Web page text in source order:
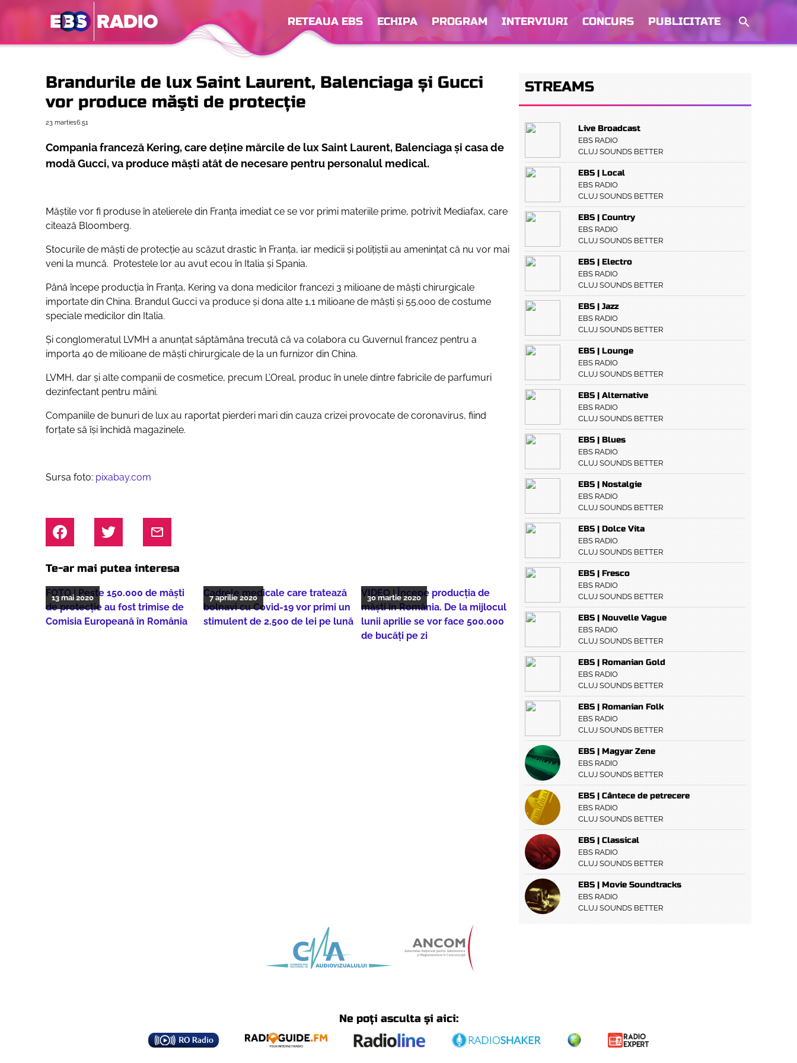
RETEAUA EBS ECHIPA PROGRAM INTERVIURI CONCURS PUBLICITATE
Brandurile de lux Saint Laurent, Balenciaga și Gucci
vor produce măşti de protecție
23 martie16:51
Compania franceză Kering, care deține mărcile de lux Saint Laurent, Balenciaga și casa de
modă Gucci, va produce măşti atât de necesare pentru personalul medical.
Măștile vor fi produse în atelierele din Franța imediat ce se vor primi materiile prime, potrivit Mediafax, care
citează Bloomberg.
Stocurile de măşti de protecţie au scăzut drastic în Franţa, iar medicii şi poliţiştii au ameninţat că nu vor mai
veni la muncă. Protestele lor au avut ecou în Italia şi Spania.
Până începe producția în Franța, Kering va dona medicilor francezi 3 milioane de măşti chirurgicale
importate din China. Brandul Gucci va produce şi dona alte 1,1 milioane de măşti şi 55.000 de costume
speciale medicilor din Italia.
Și conglomeratul LVMH a anunţat săptămâna trecută că va colabora cu Guvernul francez pentru a
importa 40 de milioane de măşti chirurgicale de la un furnizor din China.
LVMH, dar şi alte companii de cosmetice, precum L’Oreal, produc în unele dintre fabricile de parfumuri
dezinfectant pentru mâini.
Companiile de bunuri de lux au raportat pierderi mari din cauza crizei provocate de coronavirus, fiind
forţate să îşi închidă magazinele.
Sursa foto: pixabay.com
Te-ar mai putea interesa
FOTO | Peste 150.000 de măști
de protecție au fost trimise de
Comisia Europeană în România
13 mai 2020
Cadrele medicale care tratează
bolnavi cu Covid-19 vor primi un
stimulent de 2.500 de lei pe lună
7 aprilie 2020
VIDEO | Începe producția de
măști în România. De la mijlocul
lunii aprilie se vor face 500.000
de bucăți pe zi
30 martie 2020
STREAMS
Live Broadcast
EBS RADIO
CLUJ SOUNDS BETTER
EBS | Local
EBS RADIO
CLUJ SOUNDS BETTER
EBS | Country
EBS RADIO
CLUJ SOUNDS BETTER
EBS | Electro
EBS RADIO
CLUJ SOUNDS BETTER
EBS | Jazz
EBS RADIO
CLUJ SOUNDS BETTER
EBS | Lounge
EBS RADIO
CLUJ SOUNDS BETTER
EBS | Alternative
EBS RADIO
CLUJ SOUNDS BETTER
EBS | Blues
EBS RADIO
CLUJ SOUNDS BETTER
EBS | Nostalgie
EBS RADIO
CLUJ SOUNDS BETTER
EBS | Dolce Vita
EBS RADIO
CLUJ SOUNDS BETTER
EBS | Fresco
EBS RADIO
CLUJ SOUNDS BETTER
EBS | Nouvelle Vague
EBS RADIO
CLUJ SOUNDS BETTER
EBS | Romanian Gold
EBS RADIO
CLUJ SOUNDS BETTER
EBS | Romanian Folk
EBS RADIO
CLUJ SOUNDS BETTER
EBS | Magyar Zene
EBS RADIO
CLUJ SOUNDS BETTER
EBS | Cântece de petrecere
EBS RADIO
CLUJ SOUNDS BETTER
EBS | Classical
EBS RADIO
CLUJ SOUNDS BETTER
EBS | Movie Soundtracks
EBS RADIO
CLUJ SOUNDS BETTER
Ne poți asculta și aici: